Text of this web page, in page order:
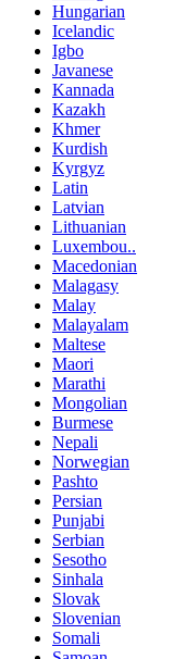
Hungarian
Icelandic
Igbo
Javanese
Kannada
Kazakh
Khmer
Kurdish
Kyrgyz
Latin
Latvian
Lithuanian
Luxembou..
Macedonian
Malagasy
Malay
Malayalam
Maltese
Maori
Marathi
Mongolian
Burmese
Nepali
Norwegian
Pashto
Persian
Punjabi
Serbian
Sesotho
Sinhala
Slovak
Slovenian
Somali